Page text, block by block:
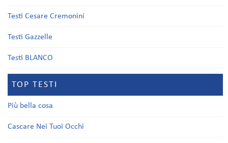
Testi Cesare Cremonini
Testi Gazzelle
Testi BLANCO
TOP TESTI
Più bella cosa
Cascare Nei Tuoi Occhi